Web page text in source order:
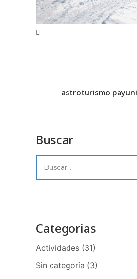
astroturismo
Buscar
Categorias
Actividades (31)
Sin categoría (3)